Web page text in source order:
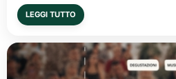
LEGGI TUTTO